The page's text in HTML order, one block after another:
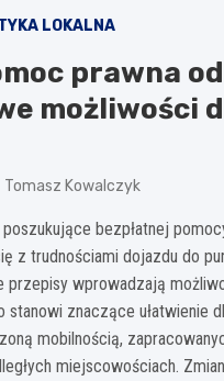
LOKALNA
prawna
możliwości
Tomasz Kowalczyk
bezpłatnej
z trudnościami dojazdu do
przepisy wprowadzają
stanowi znaczące ułatwienie
mobilnością,
miejscowościach.